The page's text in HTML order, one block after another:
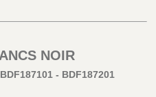
NOIR
BDF187101 - BDF187201